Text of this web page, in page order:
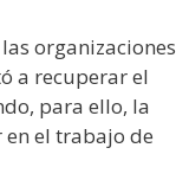
organizaciones
a recuperar el
para ello, la
el trabajo de